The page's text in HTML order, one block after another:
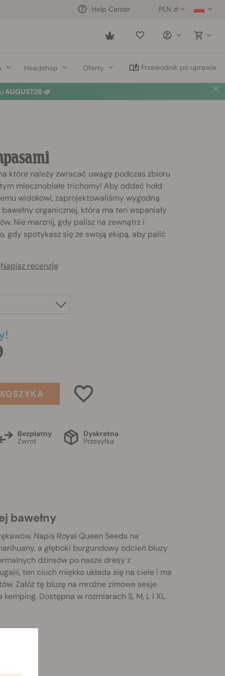
PLN zł
Help Center
Saved
Headshop Oferty Przewodnik po uprawie
AUGUST26 🌿
które należy zwracać uwagę podczas zbioru
mlecznobiałe trichomy! Aby oddać hołd
widokowi, zaprojektowaliśmy wygodną
organicznej, która ma ten wspaniały
Nie marznij, gdy palisz na zewnątrz i
gdy spotykasz się ze swoją ekipą, aby palić
Napisz recenzję
Bezpłatny
Zwrot
Dyskretna
Przesyłka
bawełny
Napis Royal Queen Seeds na
a głęboki burgundowy odcień bluzy
dżinsów po nasze dresy z
ten ciuch miękko układa się na ciele i ma
Załóż tę bluzę na mroźne zimowe sesje
Dostępna w rozmiarach S, M, L i XL.